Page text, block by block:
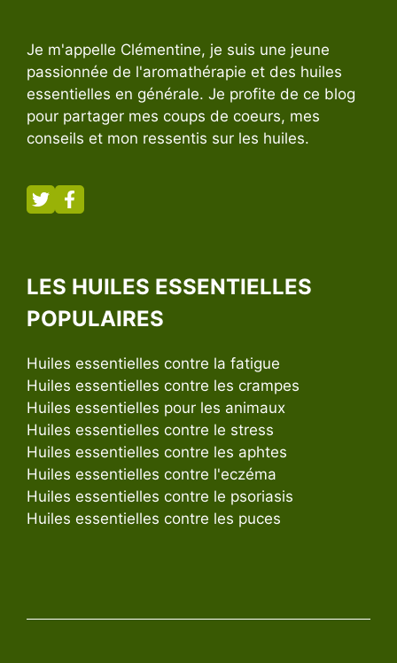
Je m'appelle Clémentine, je suis une jeune
passionnée de l'aromathérapie et des huiles
essentielles en générale. Je profite de ce blog
pour partager mes coups de coeurs, mes
conseils et mon ressentis sur les huiles.
LES HUILES ESSENTIELLES
POPULAIRES
Huiles essentielles contre la fatigue
Huiles essentielles contre les crampes
Huiles essentielles pour les animaux
Huiles essentielles contre le stress
Huiles essentielles contre les aphtes
Huiles essentielles contre l'eczéma
Huiles essentielles contre le psoriasis
Huiles essentielles contre les puces